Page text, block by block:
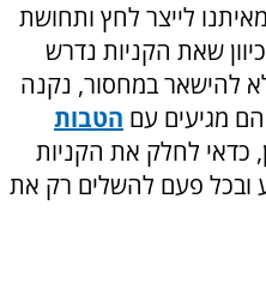
לייצר לחץ ותחושת
שאת הקניות נדרש
להישאר במחסור, נקנה
מגיעים עם הטבות
כדאי לחלק את הקניות
ובכל פעם להשלים רק את